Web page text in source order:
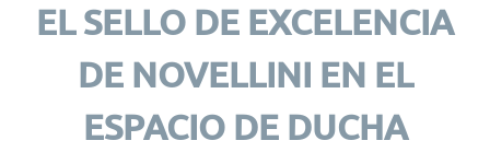
EL SELLO DE EXCELENCIA
DE NOVELLINI EN EL
ESPACIO DE DUCHA